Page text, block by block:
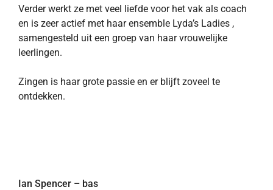
Verder werkt ze met veel liefde voor het vak als coach
en is zeer actief met haar ensemble Lyda’s Ladies ,
samengesteld uit een groep van haar vrouwelijke
leerlingen.
Zingen is haar grote passie en er blijft zoveel te
ontdekken.
Ian Spencer – bas